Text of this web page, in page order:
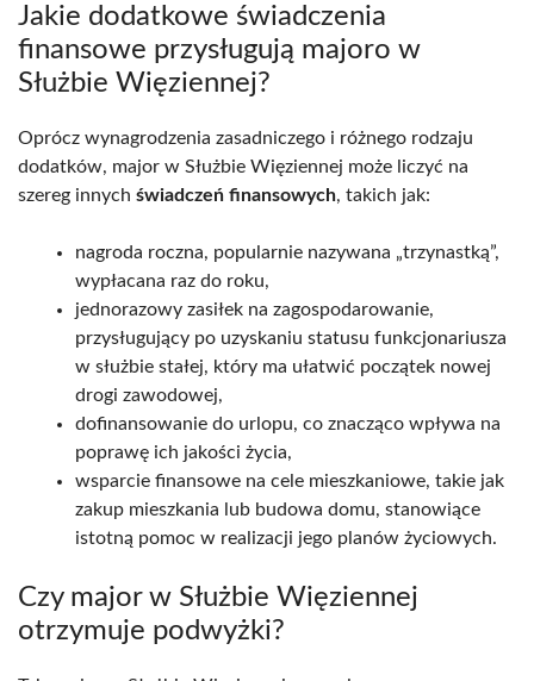
Jakie dodatkowe świadczenia
finansowe przysługują majoro w
Służbie Więziennej?
Oprócz wynagrodzenia zasadniczego i różnego rodzaju
dodatków, major w Służbie Więziennej może liczyć na
szereg innych świadczeń finansowych, takich jak:
nagroda roczna, popularnie nazywana „trzynastką”,
wypłacana raz do roku,
jednorazowy zasiłek na zagospodarowanie,
przysługujący po uzyskaniu statusu funkcjonariusza
w służbie stałej, który ma ułatwić początek nowej
drogi zawodowej,
dofinansowanie do urlopu, co znacząco wpływa na
poprawę ich jakości życia,
wsparcie finansowe na cele mieszkaniowe, takie jak
zakup mieszkania lub budowa domu, stanowiące
istotną pomoc w realizacji jego planów życiowych.
Czy major w Służbie Więziennej
otrzymuje podwyżki?